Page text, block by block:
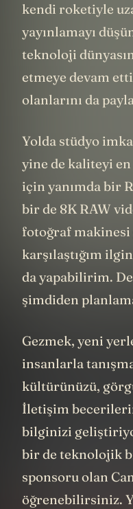
kendi roketiyle
yayınlamayı
teknoloji
etmeye devam
olanlarını da
Yolda stüdyo
yine de kaliteyi
için yanımda bir
bir de 8K RAW
fotoğraf
karşılaştığım
da yapabilirim.
şimdiden
Gezmek, yeni
insanlarla
kültürünüzü,
İletişim
bilginizi
bir de teknolojik
sponsoru olan
öğrenebilirsiniz.